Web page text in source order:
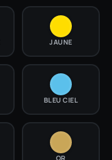
JAUNE
BLEU CIEL
OR